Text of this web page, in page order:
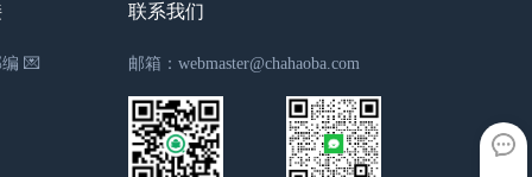
💌
联系我们
邮箱：webmaster@chahaoba.com